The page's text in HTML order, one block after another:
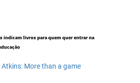
indicam livros para quem quer entrar na
Atkins: More than a game